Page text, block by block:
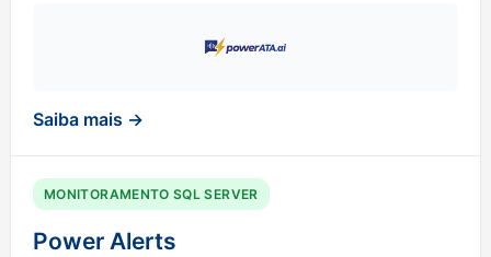
Saiba mais →
MONITORAMENTO SQL SERVER
Power Alerts